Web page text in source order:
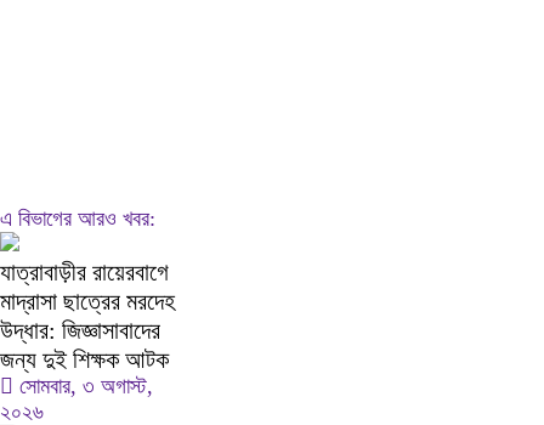
এ বিভাগের আরও খবর:
যাত্রাবাড়ীর রায়েরবাগে
মাদ্রাসা ছাত্রের মরদেহ
উদ্ধার: জিজ্ঞাসাবাদের
জন্য দুই শিক্ষক আটক
সোমবার, ৩ অগাস্ট,
২০২৬